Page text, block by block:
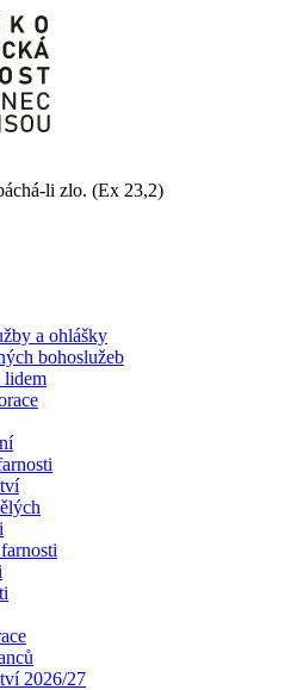
li zlo. (Ex 23,2)
a ohlášky
bohoslužeb
lidem
2026/27